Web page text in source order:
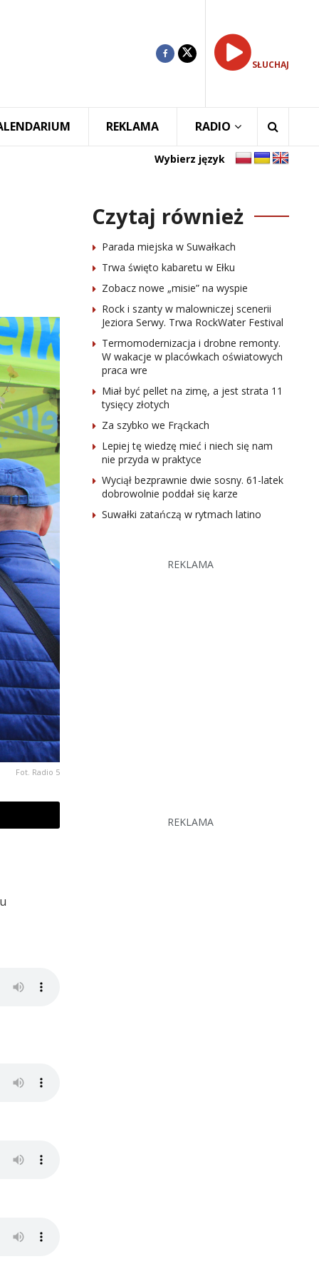
SŁUCHAJ
REKLAMA RADIO
Wybierz język
Fot. Radio 5
Czytaj również
Parada miejska w Suwałkach
Trwa święto kabaretu w Ełku
Zobacz nowe „misie” na wyspie
Rock i szanty w malowniczej scenerii
Jeziora Serwy. Trwa RockWater Festival
Termomodernizacja i drobne remonty.
W wakacje w placówkach oświatowych
praca wre
Miał być pellet na zimę, a jest strata 11
tysięcy złotych
Za szybko we Frąckach
Lepiej tę wiedzę mieć i niech się nam
nie przyda w praktyce
Wyciął bezprawnie dwie sosny. 61-latek
dobrowolnie poddał się karze
Suwałki zatańczą w rytmach latino
REKLAMA
REKLAMA